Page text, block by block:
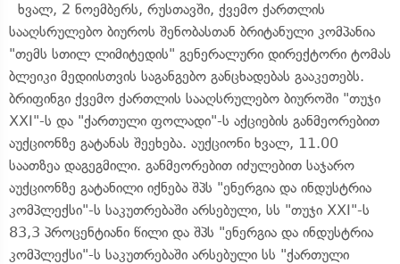
ხვალ, 2 ნოემბერს, რუსთავში, ქვემო ქართლის
სააღსრულებო ბიუროს შენობასთან ბრიტანული კომპანია
"თემს სთილ ლიმიტედის" გენერალური დირექტორი ტომას
ბლეიკი მედიისთვის საგანგებო განცხადებას გააკეთებს.
ბრიფინგი ქვემო ქართლის სააღსრულებო ბიუროში "თუჯი
XXI"-ს და "ქართული ფოლადი"-ს აქციების განმეორებით
აუქციონზე გატანას შეეხება. აუქციონი ხვალ, 11.00
საათზეა დაგეგმილი. განმეორებით იძულებით საჯარო
აუქციონზე გატანილი იქნება შპს "ენერგია და ინდუსტრია
კომპლექსი"-ს საკუთრებაში არსებული, სს "თუჯი XXI"-ს
83,3 პროცენტიანი წილი და შპს "ენერგია და ინდუსტრია
კომპლექსი"-ს საკუთრებაში არსებული სს "ქართული